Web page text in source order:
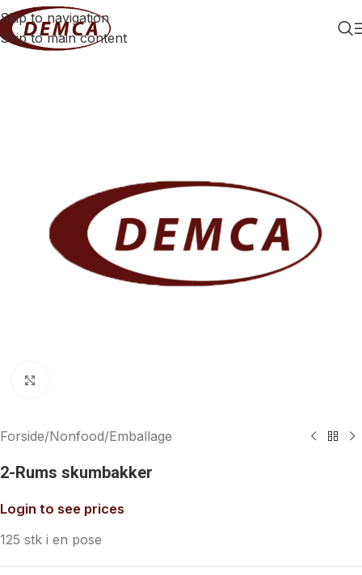
Skip to navigation
Skip to main content
Forside/Nonfood/Emballage
2-Rums skumbakker
Login to see prices
125 stk i en pose